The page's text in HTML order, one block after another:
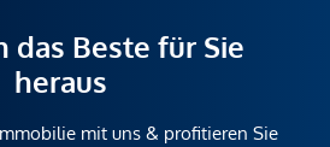
das Beste für Sie
heraus
mit uns & profitieren Sie